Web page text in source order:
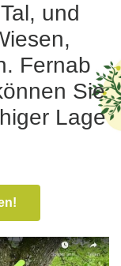
und
Fernab
Sie
Lage